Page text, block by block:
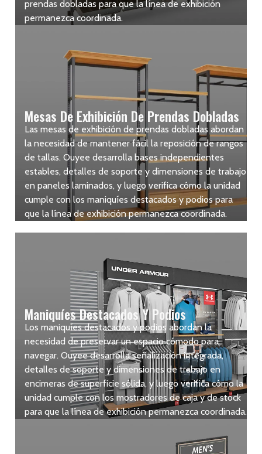
prendas dobladas para que la línea de exhibición
permanezca coordinada.
Mesas De Exhibición De Prendas Dobladas
Las mesas de exhibición de prendas dobladas abordan
la necesidad de mantener fácil la reposición de rangos
de tallas. Ouyee desarrolla bases independientes
estables, detalles de soporte y dimensiones de trabajo
en paneles laminados, y luego verifica cómo la unidad
cumple con los maniquíes destacados y podios para
que la línea de exhibición permanezca coordinada.
Maniquíes Destacados Y Podios
Los maniquíes destacados y podios abordan la
necesidad de preservar un espacio cómodo para
navegar. Ouyee desarrolla señalización integrada,
detalles de soporte y dimensiones de trabajo en
encimeras de superficie sólida, y luego verifica cómo la
unidad cumple con los mostradores de caja y de stock
para que la línea de exhibición permanezca coordinada.